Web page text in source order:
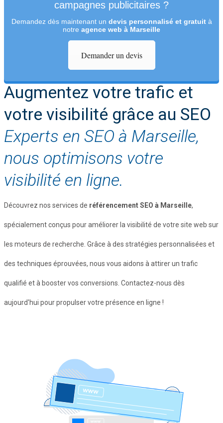
campagnes publicitaires ?
Demandez dès maintenant un devis personnalisé et gratuità
notre agence web à Marseille
Demander un devis
Augmentez votre trafic et
votre visibilité grâce au SEO
Experts en SEO à Marseille,
nous optimisons votre
visibilité en ligne.
Découvrez nos services de référencement SEO à Marseille,
spécialement conçus pour améliorer la visibilité de votre site web sur
les moteurs de recherche. Grâce à des stratégies personnalisées et
des techniques éprouvées, nous vous aidons à attirer un trafic
qualifié et à booster vos conversions. Contactez-nous dès
aujourd'hui pour propulser votre présence en ligne !